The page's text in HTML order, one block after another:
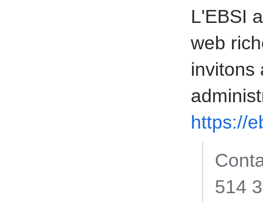
L'EBSI
web
invitons
https://
514